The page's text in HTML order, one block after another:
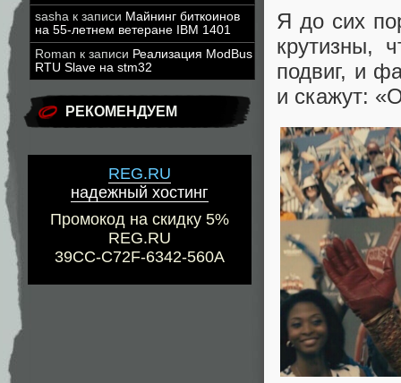
sasha к записи Майнинг биткоинов
на 55-летнем ветеране IBM 1401
Roman к записи Реализация ModBus
RTU Slave на stm32
РЕКОМЕНДУЕМ
REG.RU
надежный хостинг
Промокод на скидку 5%
REG.RU
39CC-C72F-6342-560A
Я до сих
крутизны,
подвиг, и
и скажут: